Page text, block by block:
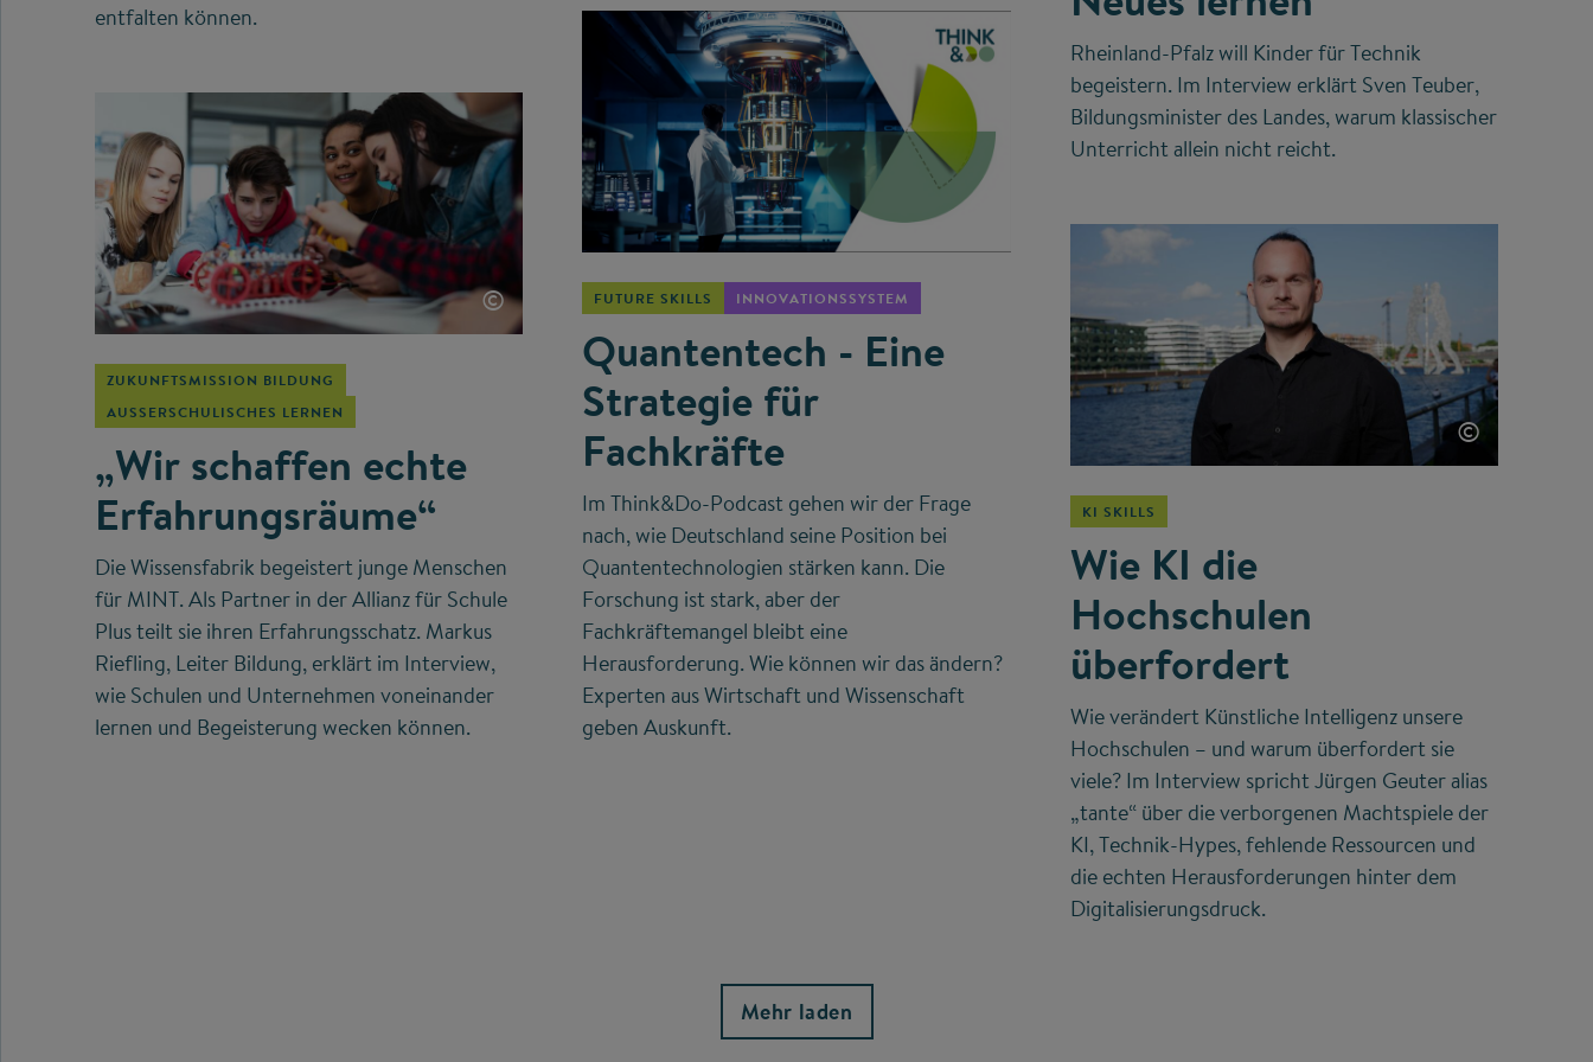
entfalten können.
Rheinland-Pfalz will Kinder für Technik
begeistern. Im Interview erklärt Sven Teuber,
Bildungsminister des Landes, warum klassischer
Unterricht allein nicht reicht.
©
ZUKUNFTSMISSION BILDUNG
AUSSERSCHULISCHES LERNEN
„Wir schaffen echte
Erfahrungsräume“
Die Wissensfabrik begeistert junge Menschen
für MINT. Als Partner in der Allianz für Schule
Plus teilt sie ihren Erfahrungsschatz. Markus
Riefling, Leiter Bildung, erklärt im Interview,
wie Schulen und Unternehmen voneinander
lernen und Begeisterung wecken können.
FUTURE SKILLS INNOVATIONSSYSTEM
Quantentech - Eine
Strategie für
Fachkräfte
Im Think&Do-Podcast gehen wir der Frage
nach, wie Deutschland seine Position bei
Quantentechnologien stärken kann. Die
Forschung ist stark, aber der
Fachkräftemangel bleibt eine
Herausforderung. Wie können wir das ändern?
Experten aus Wirtschaft und Wissenschaft
geben Auskunft.
©
KI SKILLS
Wie KI die
Hochschulen
überfordert
Wie verändert Künstliche Intelligenz unsere
Hochschulen – und warum überfordert sie
viele? Im Interview spricht Jürgen Geuter alias
„tante“ über die verborgenen Machtspiele der
KI, Technik-Hypes, fehlende Ressourcen und
die echten Herausforderungen hinter dem
Digitalisierungsdruck.
Mehr laden